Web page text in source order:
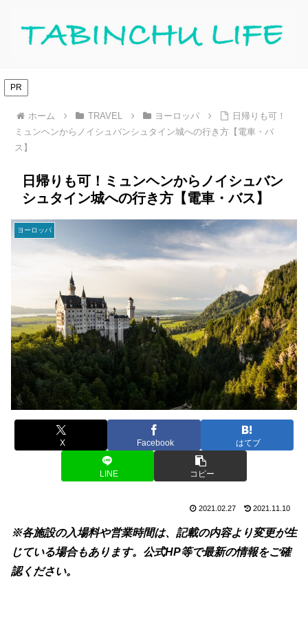
PR
ホーム TRAVEL ヨーロッパ
日帰りも可！
ミュンヘンからノイシュバンシュタイン城への行き方【電車・バ
ス】
日帰りも可！ミュンヘンからノイシュバン
シュタイン城への行き方【電車・バス】
ヨーロッパ
X Facebook はてブ
LINE コピー
2021.02.27 2021.11.10
※各施設の入場料や営業時間は、記載の内容より変更が生
じている場合もあります。公式HP等で最新の情報をご確
認ください。